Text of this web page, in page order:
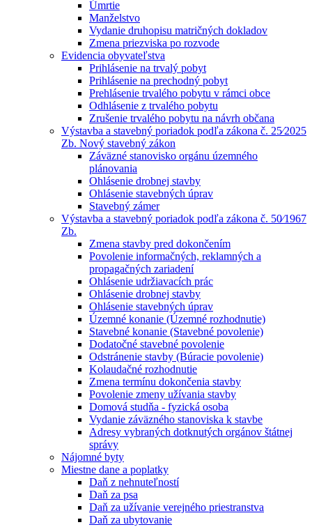
Úmrtie
Manželstvo
Vydanie druhopisu matričných dokladov
Zmena priezviska po rozvode
Evidencia obyvateľstva
Prihlásenie na trvalý pobyt
Prihlásenie na prechodný pobyt
Prehlásenie trvalého pobytu v rámci obce
Odhlásenie z trvalého pobytu
Zrušenie trvalého pobytu na návrh občana
Výstavba a stavebný poriadok podľa zákona č. 25⁄2025
Zb. Nový stavebný zákon
Záväzné stanovisko orgánu územného
plánovania
Ohlásenie drobnej stavby
Ohlásenie stavebných úprav
Stavebný zámer
Výstavba a stavebný poriadok podľa zákona č. 50⁄1967
Zb.
Zmena stavby pred dokončením
Povolenie informačných, reklamných a
propagačných zariadení
Ohlásenie udržiavacích prác
Ohlásenie drobnej stavby
Ohlásenie stavebných úprav
Územné konanie (Územné rozhodnutie)
Stavebné konanie (Stavebné povolenie)
Dodatočné stavebné povolenie
Odstránenie stavby (Búracie povolenie)
Kolaudačné rozhodnutie
Zmena termínu dokončenia stavby
Povolenie zmeny užívania stavby
Domová studňa - fyzická osoba
Vydanie záväzného stanoviska k stavbe
Adresy vybraných dotknutých orgánov štátnej
správy
Nájomné byty
Miestne dane a poplatky
Daň z nehnuteľností
Daň za psa
Daň za užívanie verejného priestranstva
Daň za ubytovanie